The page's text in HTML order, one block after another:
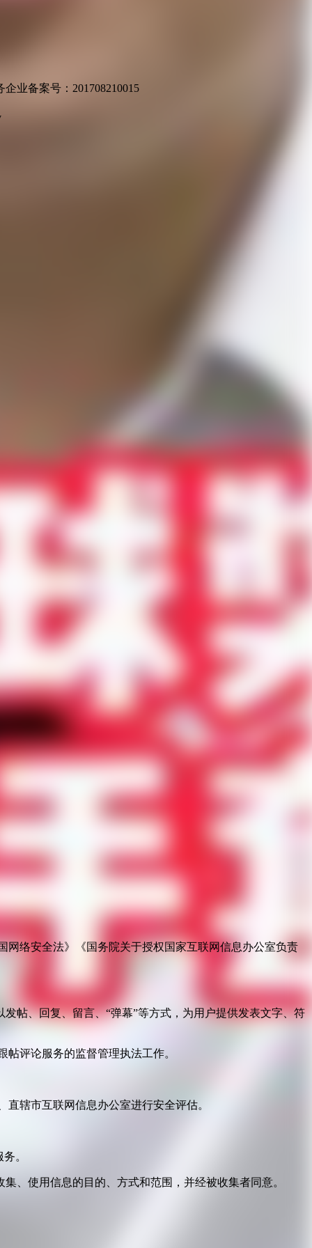
业备案号：201708210015
络安全法》《国务院关于授权国家互联网信息办公室负责
帖、回复、留言、“弹幕”等方式，为用户提供发表文字、符
评论服务的监督管理执法工作。
辖市互联网信息办公室进行安全评估。
。
、使用信息的目的、方式和范围，并经被收集者同意。